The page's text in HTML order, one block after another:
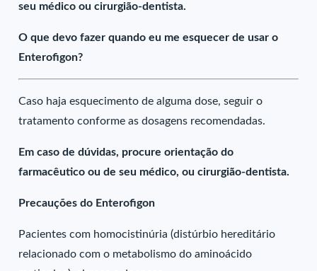
seu médico ou cirurgião-dentista.
O que devo fazer quando eu me esquecer de usar o
Enterofigon?
Caso haja esquecimento de alguma dose, seguir o
tratamento conforme as dosagens recomendadas.
Em caso de dúvidas, procure orientação do
farmacêutico ou de seu médico, ou cirurgião-dentista.
Precauções do Enterofigon
Pacientes com homocistinúria (distúrbio hereditário
relacionado com o metabolismo do aminoácido